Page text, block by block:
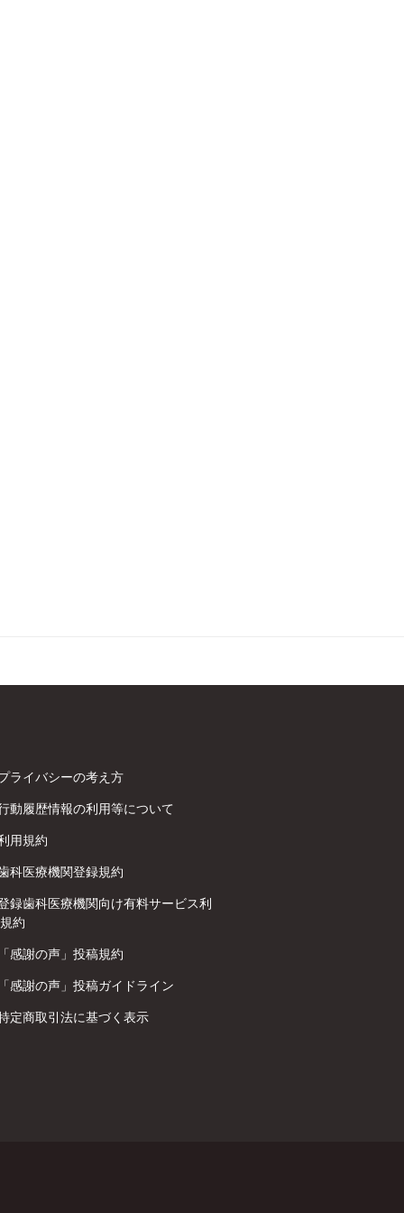
ライバシーの考え方
動履歴情報の利用等について
用規約
科医療機関登録規約
録歯科医療機関向け有料サービス利
約
「感謝の声」投稿規約
「感謝の声」投稿ガイドライン
定商取引法に基づく表示